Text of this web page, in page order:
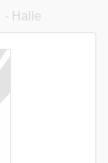
- Halle